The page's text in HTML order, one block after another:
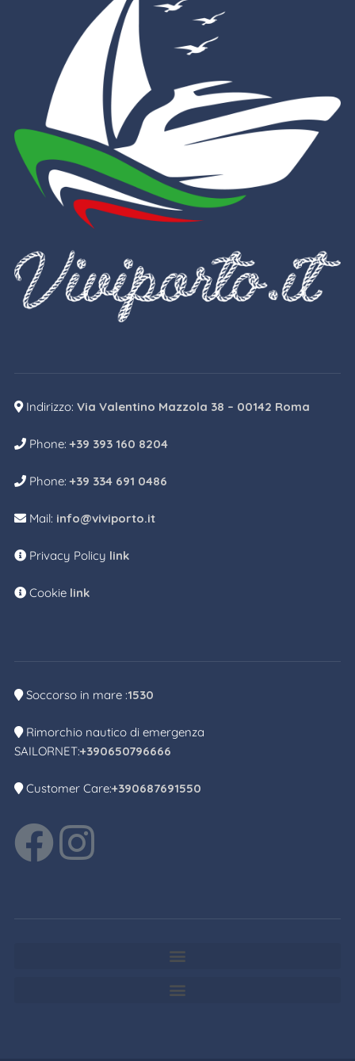
Indirizzo: Via Valentino Mazzola 38 – 00142 Roma
Phone:+39 393 160 8204
Phone:+39 334 691 0486
Mail: info@viviporto.it
Privacy Policy link
Cookie link
Soccorso in mare :1530
Rimorchio nautico di emergenza
SAILORNET:+390650796666
Customer Care:+390687691550